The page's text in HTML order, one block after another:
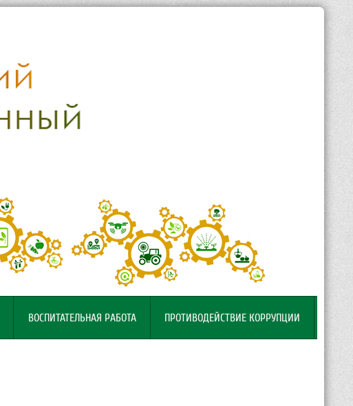
ВОСПИТАТЕЛЬНАЯ РАБОТА ПРОТИВОДЕЙСТВИЕ КОРРУПЦИИ